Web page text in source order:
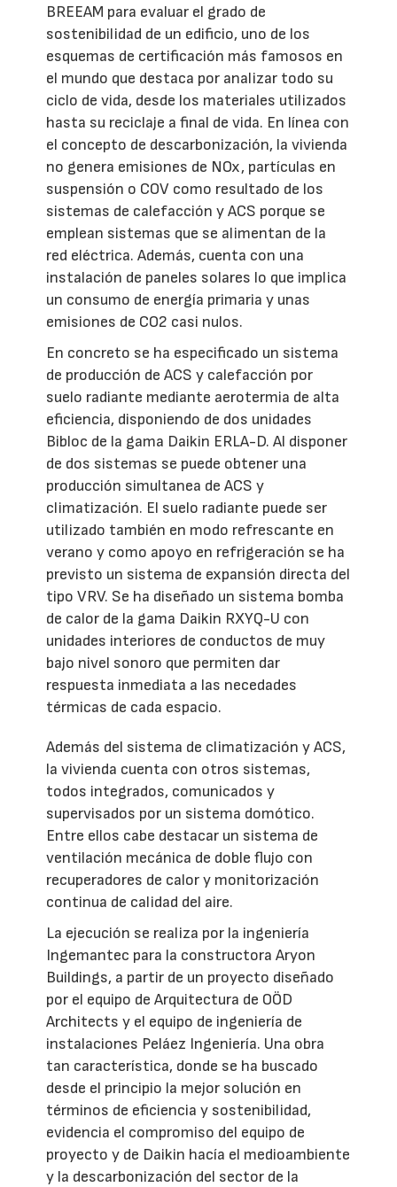
BREEAM para evaluar el grado de
sostenibilidad de un edificio, uno de los
esquemas de certificación más famosos en
el mundo que destaca por analizar todo su
ciclo de vida, desde los materiales utilizados
hasta su reciclaje a final de vida. En línea con
el concepto de descarbonización, la vivienda
no genera emisiones de NOx, partículas en
suspensión o COV como resultado de los
sistemas de calefacción y ACS porque se
emplean sistemas que se alimentan de la
red eléctrica. Además, cuenta con una
instalación de paneles solares lo que implica
un consumo de energía primaria y unas
emisiones de CO2 casi nulos.
En concreto se ha especificado un sistema
de producción de ACS y calefacción por
suelo radiante mediante aerotermia de alta
eficiencia, disponiendo de dos unidades
Bibloc de la gama Daikin ERLA-D. Al disponer
de dos sistemas se puede obtener una
producción simultanea de ACS y
climatización. El suelo radiante puede ser
utilizado también en modo refrescante en
verano y como apoyo en refrigeración se ha
previsto un sistema de expansión directa del
tipo VRV. Se ha diseñado un sistema bomba
de calor de la gama Daikin RXYQ-U con
unidades interiores de conductos de muy
bajo nivel sonoro que permiten dar
respuesta inmediata a las necedades
térmicas de cada espacio.
Además del sistema de climatización y ACS,
la vivienda cuenta con otros sistemas,
todos integrados, comunicados y
supervisados por un sistema domótico.
Entre ellos cabe destacar un sistema de
ventilación mecánica de doble flujo con
recuperadores de calor y monitorización
continua de calidad del aire.
La ejecución se realiza por la ingeniería
Ingemantec para la constructora Aryon
Buildings, a partir de un proyecto diseñado
por el equipo de Arquitectura de OÖD
Architects y el equipo de ingeniería de
instalaciones Peláez Ingeniería. Una obra
tan característica, donde se ha buscado
desde el principio la mejor solución en
términos de eficiencia y sostenibilidad,
evidencia el compromiso del equipo de
proyecto y de Daikin hacía el medioambiente
y la descarbonización del sector de la